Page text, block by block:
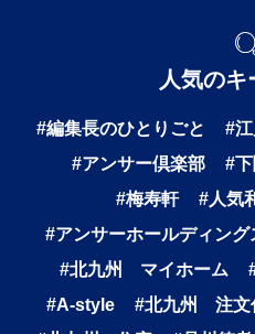
人気のキ
#編集長のひとりごと #
#アンサー倶楽部
#
#梅寿軒
#人気
#アンサーホールディング
#北九州 マイホーム
#A-style
#北九州 注文